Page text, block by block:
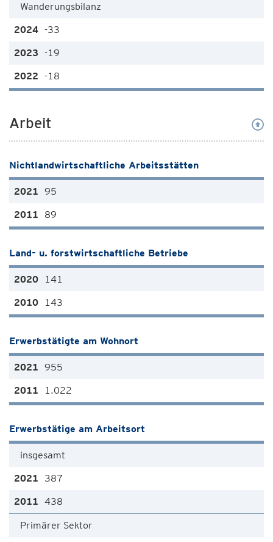
Wanderungsbilanz
-33
-19
-18
Arbeit
Nichtlandwirtschaftliche Arbeitsstätten
95
89
Land- u. forstwirtschaftliche Betriebe
141
143
Erwerbstätigte am Wohnort
955
1.022
Erwerbstätige am Arbeitsort
insgesamt
387
438
Primärer Sektor